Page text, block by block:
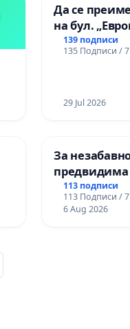
Да се
на бул.
139 подписи
135 Подписи /
29 Jul 2026
За
предвидима
учебния
на правото
и
113 подписи
113 Подписи /
6 Aug 2026